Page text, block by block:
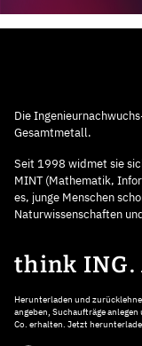
Die
Gesamtmetall.
Seit 1998 widmet sie
MINT (Mathematik,
es, junge Menschen
Naturwissenschaften
think ING.
Herunterladen und
angeben, Suchaufträge
Co. erhalten. Jetzt